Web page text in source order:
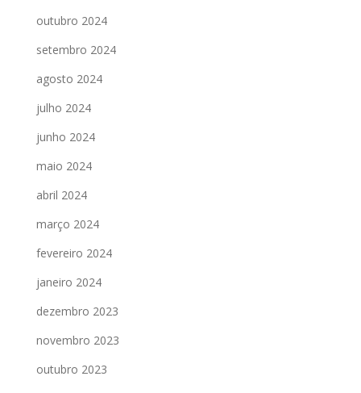
outubro 2024
setembro 2024
agosto 2024
julho 2024
junho 2024
maio 2024
abril 2024
março 2024
fevereiro 2024
janeiro 2024
dezembro 2023
novembro 2023
outubro 2023